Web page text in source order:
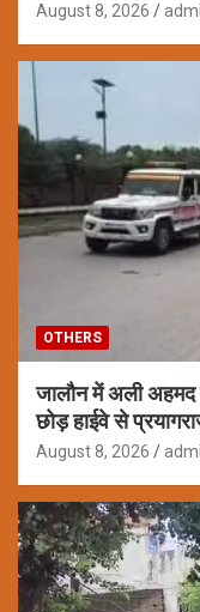
August 8, 2026
OTHERS
जालौन में अली अहमद
छोड़ हाईवे से
August 8, 2026